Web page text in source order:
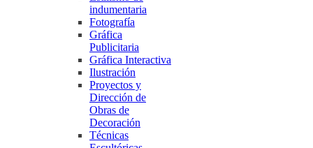
indumentaria
Fotografía
Gráfica
Publicitaria
Gráfica Interactiva
Ilustración
Proyectos y
Dirección de
Obras de
Decoración
Técnicas